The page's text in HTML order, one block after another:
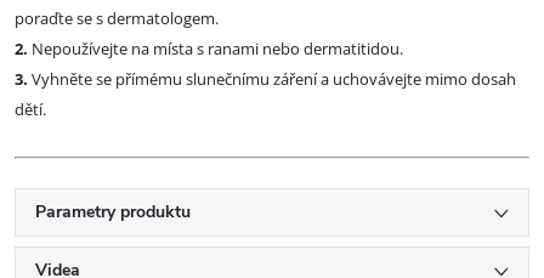
poraďte se s dermatologem.
2. Nepoužívejte na místa s ranami nebo dermatitidou.
3. Vyhněte se přímému slunečnímu záření a uchovávejte mimo dosah
dětí.
Parametry produktu
Videa